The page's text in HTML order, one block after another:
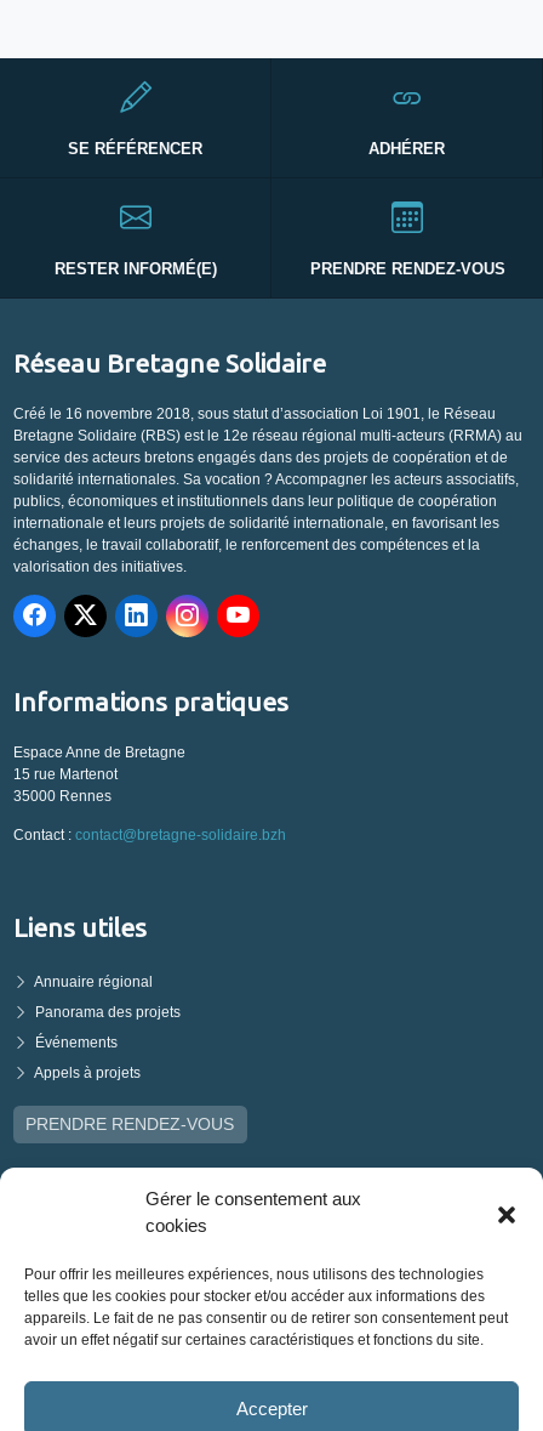
Gérer le consentement aux
cookies
Pour offrir les meilleures expériences, nous utilisons des technologies
telles que les cookies pour stocker et/ou accéder aux informations des
appareils. Le fait de ne pas consentir ou de retirer son consentement peut
avoir un effet négatif sur certaines caractéristiques et fonctions du site.
Accepter
SE RÉFÉRENCER ADHÉRER
RESTER INFORMÉ(E) PRENDRE RENDEZ-VOUS
Réseau Bretagne Solidaire
Créé le 16 novembre 2018, sous statut d’association Loi 1901, le Réseau
Bretagne Solidaire (RBS) est le 12e réseau régional multi-acteurs (RRMA) au
service des acteurs bretons engagés dans des projets de coopération et de
solidarité internationales. Sa vocation ? Accompagner les acteurs associatifs,
publics, économiques et institutionnels dans leur politique de coopération
internationale et leurs projets de solidarité internationale, en favorisant les
échanges, le travail collaboratif, le renforcement des compétences et la
valorisation des initiatives.
Informations pratiques
Espace Anne de Bretagne
15 rue Martenot
35000 Rennes
Contact : contact@bretagne-solidaire.bzh
Liens utiles
Annuaire régional
Panorama des projets
Événements
Appels à projets
PRENDRE RENDEZ-VOUS